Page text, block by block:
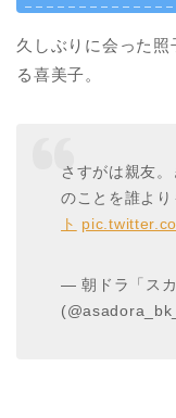
久しぶりに会った照
る喜美子。
さすがは親友
のことを誰よ
ト
— 朝ドラ「ス